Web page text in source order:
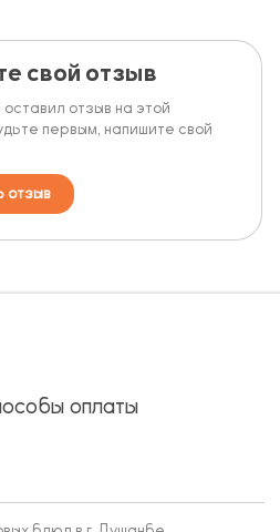
свой отзыв
оставил отзыв на этой
первым, напишите свой
отзыв
оплаты